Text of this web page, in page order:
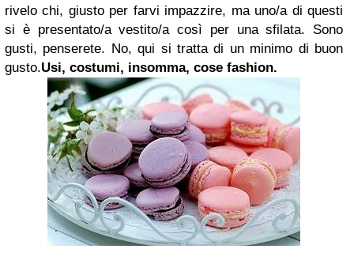
rivelo chi, giusto per farvi impazzire, ma uno/a di questi
si è presentato/a vestito/a così per una sfilata. Sono
gusti, penserete. No, qui si tratta di un minimo di buon
gusto.Usi, costumi, insomma, cose fashion.